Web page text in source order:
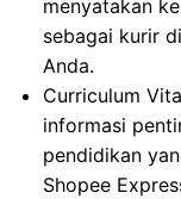
menyatakan
sebagai kurir
Anda.
Curriculum
informasi
pendidikan
Shopee